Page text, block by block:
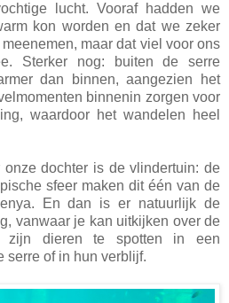
lucht. Vooraf hadden we
kon worden en dat we zeker
maar dat viel voor ons
Sterker nog: buiten de serre
dan binnen, aangezien het
binnenin zorgen voor
waardoor het wandelen heel
dochter is de vlindertuin: de
sfeer maken dit één van de
En dan is er natuurlijk de
vanwaar je kan uitkijken over de
zijn dieren te spotten in een
serre of in hun verblijf.